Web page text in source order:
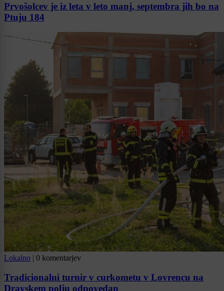
Prvošolcev je iz leta v leto manj, septembra jih bo na
Ptuju 184
Lokalno | 0 komentarjev
Tradicionalni turnir v curkometu v Lovrencu na
Dravskem polju odpovedan